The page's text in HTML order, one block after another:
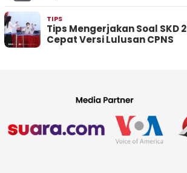
TIPS
Tips Mengerjakan Soal SKD
Cepat Versi Lulusan CPNS